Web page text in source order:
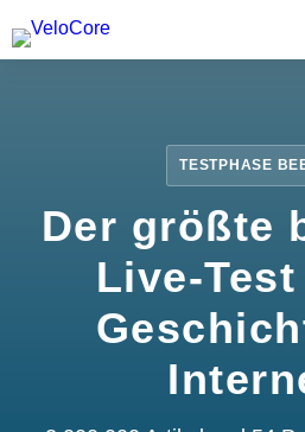
Partnerprogramm
TESTPHASE
Der größte
Live-